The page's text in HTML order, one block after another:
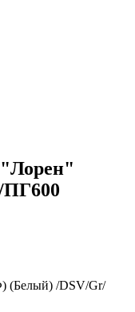
(Белый) /DSV/Gr/